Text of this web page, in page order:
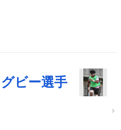
ビー選手